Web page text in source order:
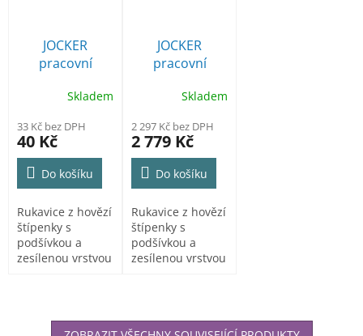
JOCKER
pracovní
kombinované
Skladem
33 Kč bez DPH
40 Kč
Do košíku
Rukavice z hovězí
štípenky s
podšívkou a
zesílenou vrstvou
JOCKER
pracovní
72párů á 31,90
Skladem
2 297 Kč bez DPH
2 779 Kč
Do košíku
Rukavice z hovězí
štípenky s
podšívkou a
zesílenou vrstvou